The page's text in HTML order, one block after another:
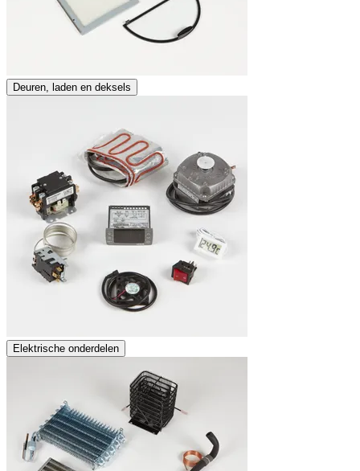
Deuren, laden en deksels
Elektrische onderdelen